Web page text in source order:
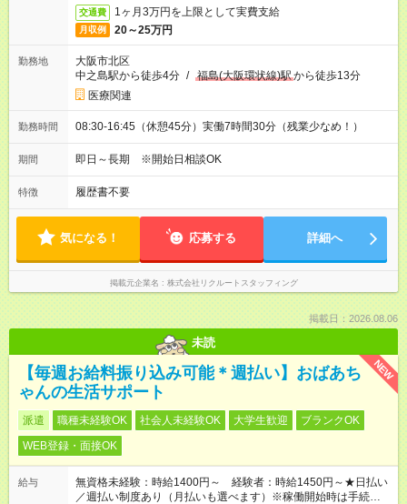
交通費 1ヶ月3万円を上限として実費支給
月収例 20～25万円
勤務地
大阪市北区
中之島駅から徒歩4分 / 福島(大阪環状線)駅から徒歩13分
医療関連
勤務時間 08:30-16:45（休憩45分）実働7時間30分（残業少なめ！）
期間 即日～長期 ※開始日相談OK
特徴 履歴書不要
気になる！ 応募する 詳細へ
掲載元企業名 株式会社リクルートスタッフィング
掲載日：2026.08.06
未読
NEW
【毎週お給料振り込み可能＊週払い】おばあち
ゃんの生活サポート
派遣 職種未経験OK 社会人未経験OK 大学生歓迎
ブランクOK
WEB登録・面接OK
給与
無資格未経験：時給1400円～ 経験者：時給1450円～★日払い
／週払い制度あり（月払いも選べます）※稼働開始時は手続き完